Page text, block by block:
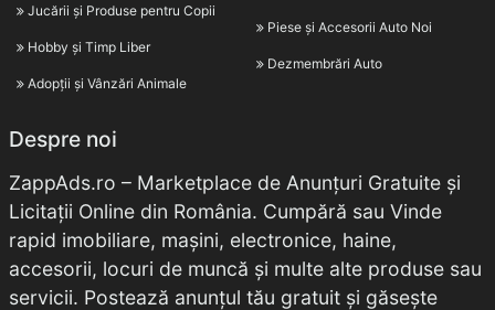
Jucării și Produse pentru Copii
Hobby și Timp Liber
Adopții și Vânzări Animale
Piese și Accesorii Auto Noi
Dezmembrări Auto
Despre noi
ZappAds.ro – Marketplace de Anunțuri Gratuite și
Licitații Online din România. Cumpără sau Vinde
rapid imobiliare, mașini, electronice, haine,
accesorii, locuri de muncă și multe alte produse sau
servicii. Postează anunțul tău gratuit și găsește